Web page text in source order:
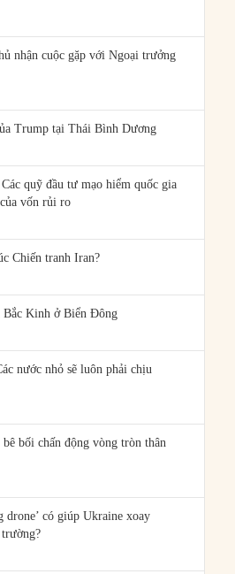
nhận cuộc gặp với Ngoại trưởng
Trump tại Thái Bình Dương
quỹ đầu tư mạo hiểm quốc gia
vốn rủi ro
Chiến tranh Iran?
Bắc Kinh ở Biển Đông
nước nhỏ sẽ luôn phải chịu
bối chấn động vòng tròn thân
drone’ có giúp Ukraine xoay